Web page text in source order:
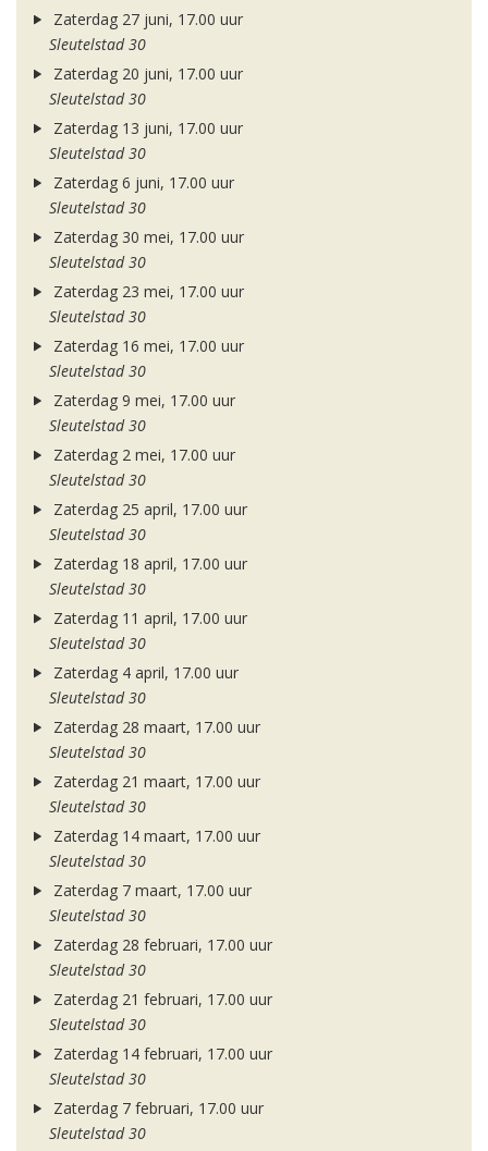
Zaterdag 27 juni, 17.00 uur
Sleutelstad 30
Zaterdag 20 juni, 17.00 uur
Sleutelstad 30
Zaterdag 13 juni, 17.00 uur
Sleutelstad 30
Zaterdag 6 juni, 17.00 uur
Sleutelstad 30
Zaterdag 30 mei, 17.00 uur
Sleutelstad 30
Zaterdag 23 mei, 17.00 uur
Sleutelstad 30
Zaterdag 16 mei, 17.00 uur
Sleutelstad 30
Zaterdag 9 mei, 17.00 uur
Sleutelstad 30
Zaterdag 2 mei, 17.00 uur
Sleutelstad 30
Zaterdag 25 april, 17.00 uur
Sleutelstad 30
Zaterdag 18 april, 17.00 uur
Sleutelstad 30
Zaterdag 11 april, 17.00 uur
Sleutelstad 30
Zaterdag 4 april, 17.00 uur
Sleutelstad 30
Zaterdag 28 maart, 17.00 uur
Sleutelstad 30
Zaterdag 21 maart, 17.00 uur
Sleutelstad 30
Zaterdag 14 maart, 17.00 uur
Sleutelstad 30
Zaterdag 7 maart, 17.00 uur
Sleutelstad 30
Zaterdag 28 februari, 17.00 uur
Sleutelstad 30
Zaterdag 21 februari, 17.00 uur
Sleutelstad 30
Zaterdag 14 februari, 17.00 uur
Sleutelstad 30
Zaterdag 7 februari, 17.00 uur
Sleutelstad 30